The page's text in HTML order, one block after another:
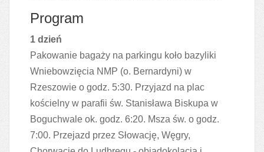
Program
1 dzień
Pakowanie bagaży na parkingu koło bazyliki
Wniebowzięcia NMP (o. Bernardyni) w
Rzeszowie o godz. 5:30. Przyjazd na plac
kościelny w parafii św. Stanisława Biskupa w
Boguchwale ok. godz. 6:20. Msza św. o godz.
7:00. Przejazd przez Słowację, Węgry,